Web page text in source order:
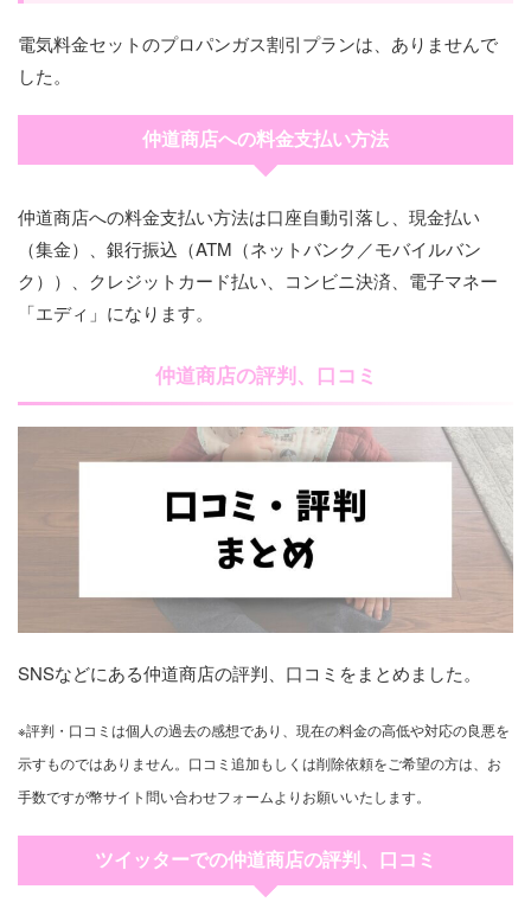
電気料金セットのプロパンガス割引プランは、ありませんで
した。
仲道商店への料金支払い方法
仲道商店への料金支払い方法は口座自動引落し、現金払い
（集金）、銀行振込（ATM（ネットバンク／モバイルバン
ク））、クレジットカード払い、コンビニ決済、電子マネー
「エディ」になります。
仲道商店の評判、口コミ
SNSなどにある仲道商店の評判、口コミをまとめました。
※評判・口コミは個人の過去の感想であり、現在の料金の高低や対応の良悪を
示すものではありません。口コミ追加もしくは削除依頼をご希望の方は、お
手数ですが幣サイト問い合わせフォームよりお願いいたします。
ツイッターでの仲道商店の評判、口コミ